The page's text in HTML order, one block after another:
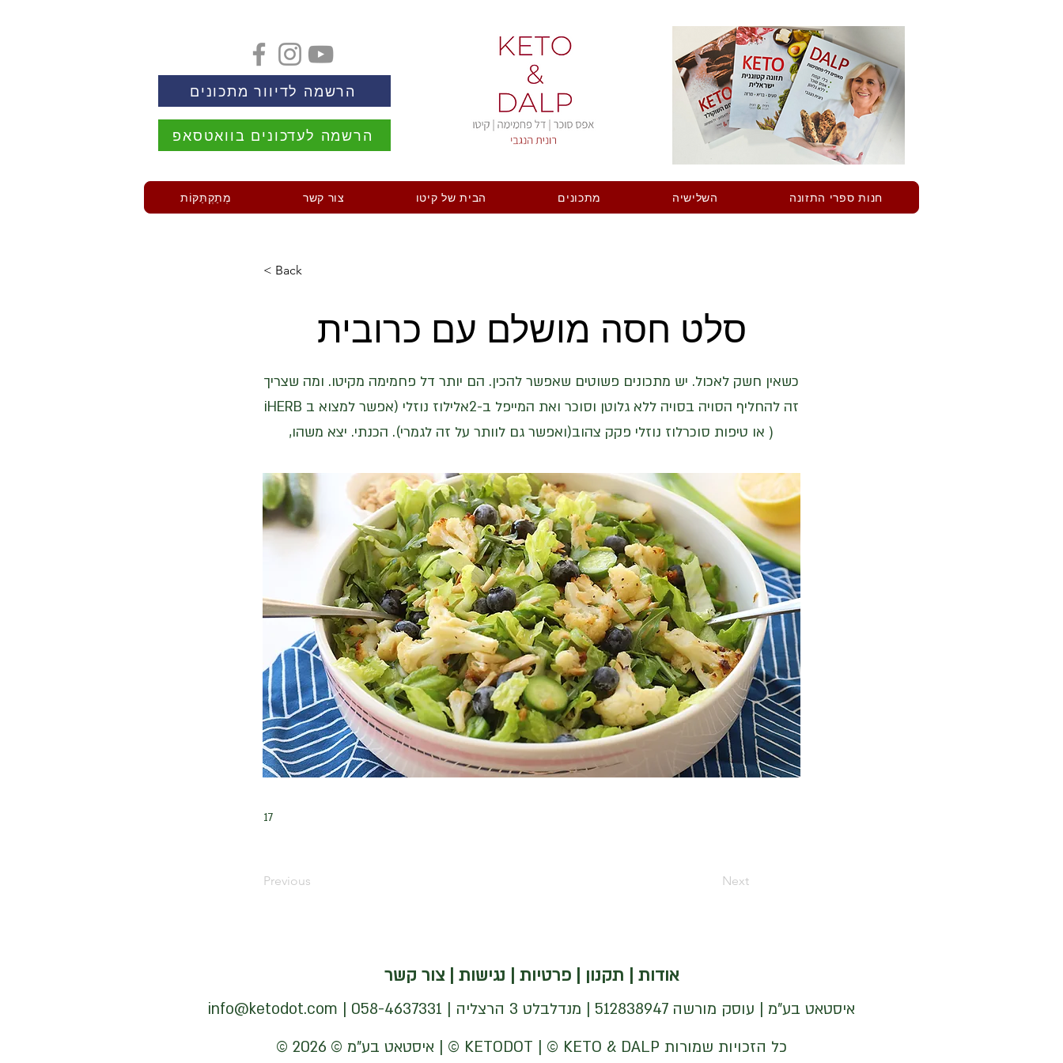
הרשמה לדיוור מתכונים
הרשמה לעדכונים בוואטסאפ
חנות ספרי התזונה השלישיה מתכונים הבית של קיטו צור קשר מְתַקְתַּקּוֹת
< Back
סלט חסה מושלם עם כרובית
כשאין חשק לאכול. יש מתכונים פשוטים שאפשר להכין. הם יותר דל פחמימה מקיטו. ומה שצריך
זה להחליף הסויה בסויה ללא גלוטן וסוכר ואת המייפל ב-2אלילוז נוזלי (אפשר למצוא ב iHERB
( או טיפות סוכרלוז נוזלי פקק צהוב(ואפשר גם לוותר על זה לגמרי). הכנתי. יצא משהו,
17
Previous Next
אודות תקנון |פרטיות נגישות |צור קשר
איסטאט בע"מ | עוסק מורשה 512838947 | מנדלבלט 3 הרצליה | 058-4637331 |
info@ketodot.com